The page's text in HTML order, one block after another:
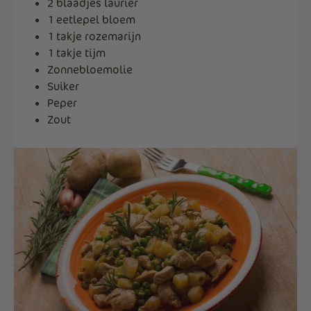
2 blaadjes laurier
1 eetlepel bloem
1 takje rozemarijn
1 takje tijm
Zonnebloemolie
Suiker
Peper
Zout